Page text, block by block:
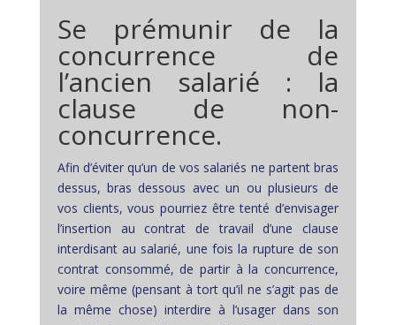
Se prémunir de la
concurrence de
l’ancien salarié : la
clause de non-
concurrence.
Afin d’éviter qu’un de vos salariés ne partent bras
dessus, bras dessous avec un ou plusieurs de
vos clients, vous pourriez être tenté d’envisager
l’insertion au contrat de travail d’une clause
interdisant au salarié, une fois la rupture de son
contrat consommé, de partir à la concurrence,
voire même (pensant à tort qu’il ne s’agit pas de
la même chose) interdire à l’usager dans son